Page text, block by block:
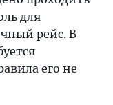
для
рейс. В
его не